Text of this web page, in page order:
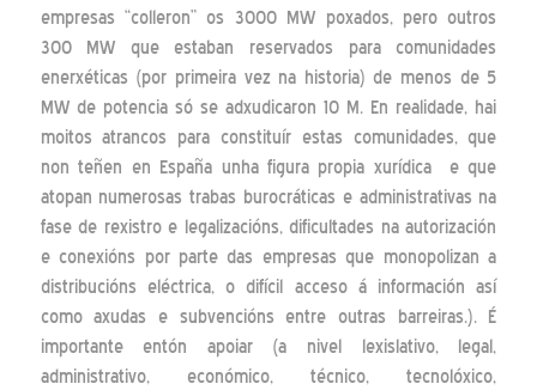
empresas “colleron” os 3000 MW poxados, pero outros
300 MW que estaban reservados para comunidades
enerxéticas (por primeira vez na historia) de menos de 5
MW de potencia só se adxudicaron 10 M. En realidade, hai
moitos atrancos para constituír estas comunidades, que
non teñen en España unha figura propia xurídica e que
atopan numerosas trabas burocráticas e administrativas na
fase de rexistro e legalizacións, dificultades na autorización
e conexións por parte das empresas que monopolizan a
distribucións eléctrica, o difícil acceso á información así
como axudas e subvencións entre outras barreiras.). É
importante entón apoiar (a nivel lexislativo, legal,
administrativo, económico, técnico, tecnolóxico,